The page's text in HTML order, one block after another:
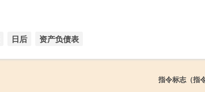
日后 资产负债表
指令标志（指